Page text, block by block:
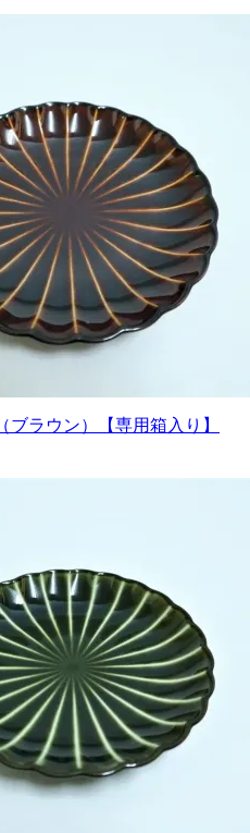
ブラウン）【専用箱入り】